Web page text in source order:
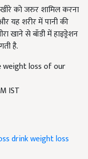
को जरुर शामिल करना
यह शरीर में पानी की
खाने से बॉडी में हाइड्रेशन
है.
loss of our
IST
drinkweight loss